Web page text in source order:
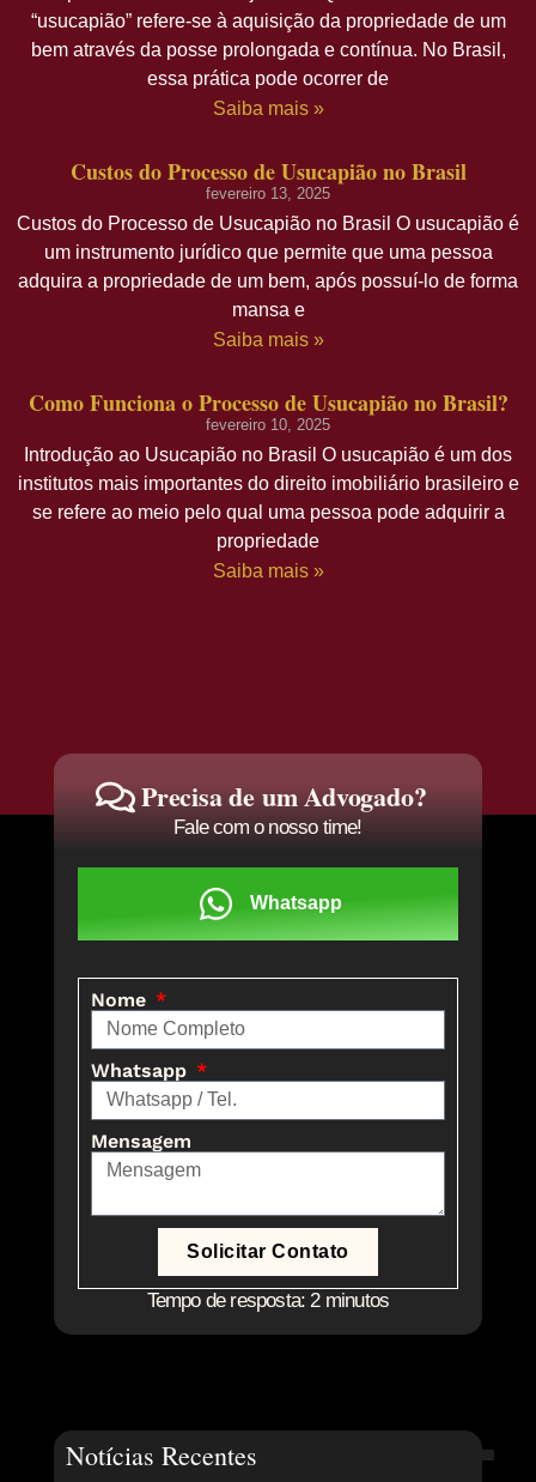
“usucapião” refere-se à aquisição da propriedade de um
bem através da posse prolongada e contínua. No Brasil,
essa prática pode ocorrer de
Saiba mais »
Custos do Processo de Usucapião no Brasil
fevereiro 13, 2025
Custos do Processo de Usucapião no Brasil O usucapião é
um instrumento jurídico que permite que uma pessoa
adquira a propriedade de um bem, após possuí-lo de forma
mansa e
Saiba mais »
Como Funciona o Processo de Usucapião no Brasil?
fevereiro 10, 2025
Introdução ao Usucapião no Brasil O usucapião é um dos
institutos mais importantes do direito imobiliário brasileiro e
se refere ao meio pelo qual uma pessoa pode adquirir a
propriedade
Saiba mais »
Precisa de um Advogado?
Fale com o nosso time!
Whatsapp
Nome
Whatsapp
Mensagem
Solicitar Contato
Tempo de resposta: 2 minutos
Notícias Recentes